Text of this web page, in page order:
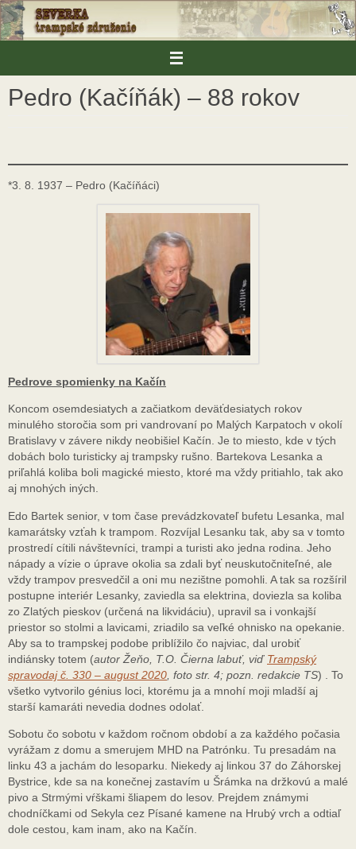
Skip
to
content
Pedro (Kačíňák) – 88 rokov
*3. 8. 1937 – Pedro (Kačíňáci)
Pedrove spomienky na Kačín
Koncom osemdesiatych a začiatkom deväťdesiatych rokov
minulého storočia som pri vandrovaní po Malých Karpatoch v okolí
Bratislavy v závere nikdy neobišiel Kačín. Je to miesto, kde v tých
dobách bolo turisticky aj trampsky rušno. Bartekova Lesanka a
priľahlá koliba boli magické miesto, ktoré ma vždy pritiahlo, tak ako
aj mnohých iných.
Edo Bartek senior, v tom čase prevádzkovateľ bufetu Lesanka, mal
kamarátsky vzťah k trampom. Rozvíjal Lesanku tak, aby sa v tomto
prostredí cítili návštevníci, trampi a turisti ako jedna rodina. Jeho
nápady a vízie o úprave okolia sa zdali byť neuskutočniteľné, ale
vždy trampov presvedčil a oni mu nezištne pomohli. A tak sa rozšíril
postupne interiér Lesanky, zaviedla sa elektrina, doviezla sa koliba
zo Zlatých pieskov (určená na likvidáciu), upravil sa i vonkajší
priestor so stolmi a lavicami, zriadilo sa veľké ohnisko na opekanie.
Aby sa to trampskej podobe priblížilo čo najviac, dal urobiť
indiánsky totem (autor Žeňo, T.O. Čierna labuť, viď Trampský
spravodaj č. 330 – august 2020 , foto str. 4; pozn. redakcie TS) . To
všetko vytvorilo génius loci, ktorému ja a mnohí moji mladší aj
starší kamaráti nevedia dodnes odolať.
Sobotu čo sobotu v každom ročnom období a za každého počasia
vyrážam z domu a smerujem MHD na Patrónku. Tu presadám na
linku 43 a jachám do lesoparku. Niekedy aj linkou 37 do Záhorskej
Bystrice, kde sa na konečnej zastavím u Šrámka na držkovú a malé
pivo a Strmými vŕškami šliapem do lesov. Prejdem známymi
chodníčkami od Sekyla cez Písané kamene na Hrubý vrch a odtiaľ
dole cestou, kam inam, ako na Kačín.